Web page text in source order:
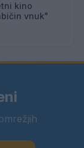
kino
vnuk"